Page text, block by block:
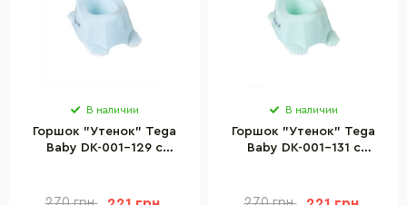
В наличии
Горшок "Утенок" Tega
Baby DK-001-129 с
В наличии
Горшок "Утенок" Tega
Baby DK-001-131 с